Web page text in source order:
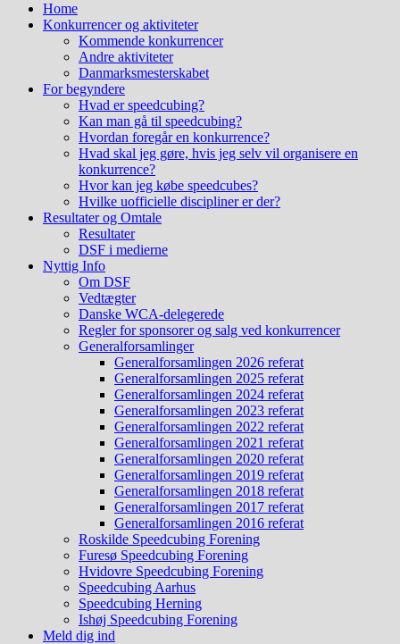
Home
Konkurrencer og aktiviteter
Kommende konkurrencer
Andre aktiviteter
Danmarksmesterskabet
For begyndere
Hvad er speedcubing?
Kan man gå til speedcubing?
Hvordan foregår en konkurrence?
Hvad skal jeg gøre, hvis jeg selv vil organisere en
konkurrence?
Hvor kan jeg købe speedcubes?
Hvilke uofficielle discipliner er der?
Resultater og Omtale
Resultater
DSF i medierne
Nyttig Info
Om DSF
Vedtægter
Danske WCA-delegerede
Regler for sponsorer og salg ved konkurrencer
Generalforsamlinger
Generalforsamlingen 2026 referat
Generalforsamlingen 2025 referat
Generalforsamlingen 2024 referat
Generalforsamlingen 2023 referat
Generalforsamlingen 2022 referat
Generalforsamlingen 2021 referat
Generalforsamlingen 2020 referat
Generalforsamlingen 2019 referat
Generalforsamlingen 2018 referat
Generalforsamlingen 2017 referat
Generalforsamlingen 2016 referat
Roskilde Speedcubing Forening
Furesø Speedcubing Forening
Hvidovre Speedcubing Forening
Speedcubing Aarhus
Speedcubing Herning
Ishøj Speedcubing Forening
Meld dig ind